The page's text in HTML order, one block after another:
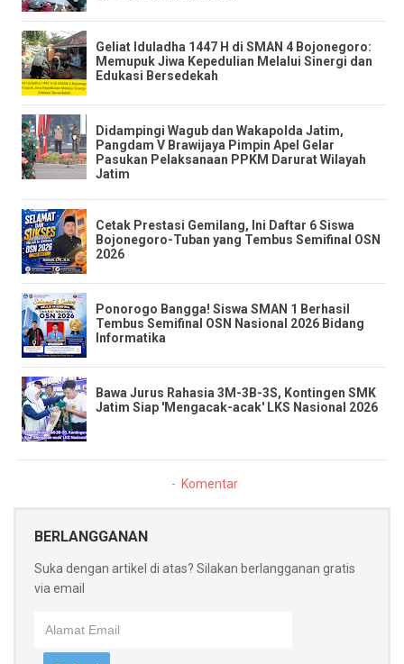
​Geliat Iduladha 1447 H di SMAN 4 Bojonegoro:
Memupuk Jiwa Kepedulian Melalui Sinergi dan
Edukasi Bersedekah
Didampingi Wagub dan Wakapolda Jatim,
Pangdam V Brawijaya Pimpin Apel Gelar
Pasukan Pelaksanaan PPKM Darurat Wilayah
Jatim
Cetak Prestasi Gemilang, Ini Daftar 6 Siswa
Bojonegoro-Tuban yang Tembus Semifinal OSN
2026
Ponorogo Bangga! Siswa SMAN 1 Berhasil
Tembus Semifinal OSN Nasional 2026 Bidang
Informatika
​Bawa Jurus Rahasia 3M-3B-3S, Kontingen SMK
Jatim Siap 'Mengacak-acak' LKS Nasional 2026
Komentar
BERLANGGANAN
Suka dengan artikel di atas? Silakan berlangganan gratis
via email